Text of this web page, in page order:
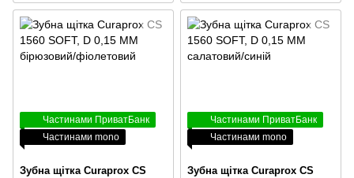
Частинами ПриватБанк
Частинами mono
Зубна щітка Curaprox CS
Частинами ПриватБанк
Частинами mono
Зубна щітка Curaprox CS